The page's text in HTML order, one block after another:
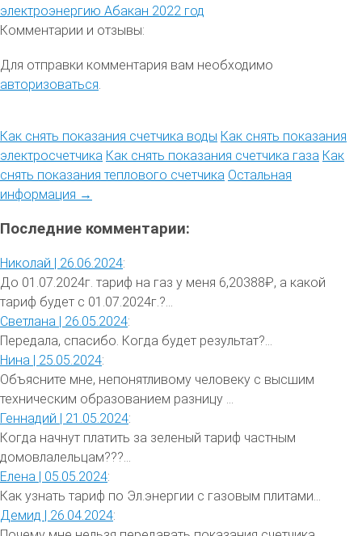
электроэнергию Абакан 2022 год
Комментарии и отзывы:
Для отправки комментария вам необходимо
авторизоваться
Как снять показания счетчика воды Как снять показания
электросчетчика Как снять показания счетчика газа Как
снять показания теплового счетчика Остальная
информация →
Последние комментарии:
Николай | 26.06.2024:
До 01.07.2024г. тариф на газ у меня 6,20388₽, а какой
тариф будет с 01.07.2024г.?...
Светлана | 26.05.2024:
Передала, спасибо. Когда будет результат?...
Нина | 25.05.2024:
Объясните мне, непонятливому человеку с высшим
техническим образованием разницу ...
Геннадий | 21.05.2024:
Когда начнут платить за зеленый тариф частным
домовлалельцам???...
Елена | 05.05.2024:
Как узнать тариф по Эл.энергии с газовым плитами...
Демид | 26.04.2024: